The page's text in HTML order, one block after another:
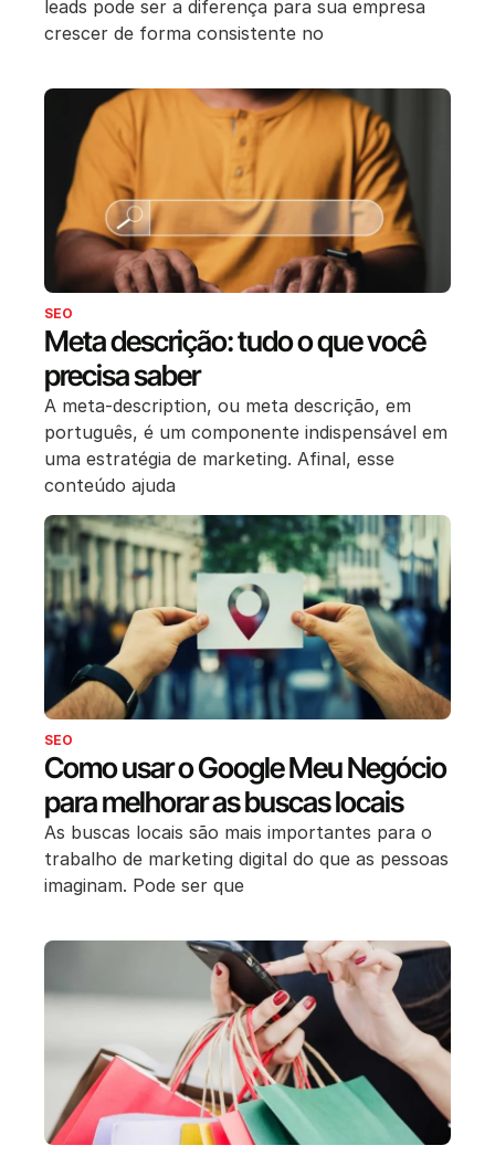
leads pode ser a diferença para sua empresa
crescer de forma consistente no
SEO
Meta descrição: tudo o que você
precisa saber
A meta-description, ou meta descrição, em
português, é um componente indispensável em
uma estratégia de marketing. Afinal, esse
conteúdo ajuda
SEO
Como usar o Google Meu Negócio
para melhorar as buscas locais
As buscas locais são mais importantes para o
trabalho de marketing digital do que as pessoas
imaginam. Pode ser que